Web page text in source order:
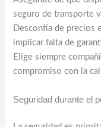
seguro de transporte
Desconfía de precios
implicar falta de
Elige siempre
compromiso con la
Seguridad durante el